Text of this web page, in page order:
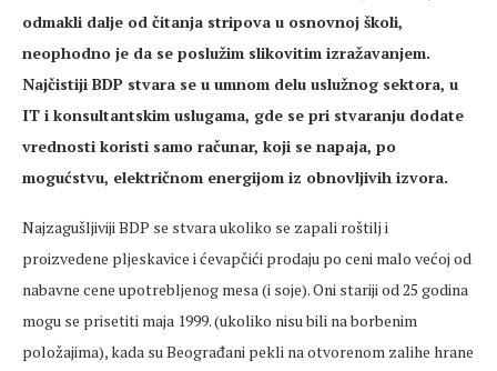
odmakli dalje od čitanja stripova u osnovnoj školi,
neophodno je da se poslužim slikovitim izražavanjem.
Najčistiji BDP stvara se u umnom delu uslužnog sektora, u
IT i konsultantskim uslugama, gde se pri stvaranju dodate
vrednosti koristi samo računar, koji se napaja, po
mogućstvu, električnom energijom iz obnovljivih izvora.
Najzagušljiviji BDP se stvara ukoliko se zapali roštilj i
proizvedene pljeskavice i ćevapčići prodaju po ceni malo većoj od
nabavne cene upotrebljenog mesa (i soje). Oni stariji od 25 godina
mogu se prisetiti maja 1999. (ukoliko nisu bili na borbenim
položajima), kada su Beograđani pekli na otvorenom zalihe hrane